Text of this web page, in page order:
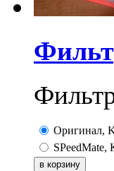
Оригинал,
SPeedMate,